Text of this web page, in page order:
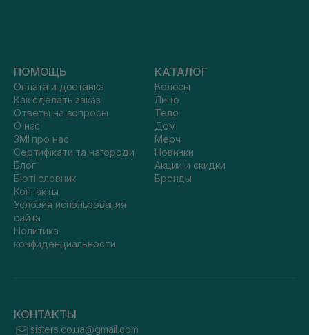
ПОМОЩЬ
Оплата и доставка
Как сделать заказ
Ответы на вопросы
О нас
ЗМІ про нас
Сертифікати та нагороди
Блог
Бюті словник
Контакты
Условия использования
сайта
Политика
конфиденциальности
КАТАЛОГ
Волосы
Лицо
Тело
Дом
Мерч
Новинки
Акции и скидки
Бренды
КОНТАКТЫ
sisters.co.ua@gmail.com